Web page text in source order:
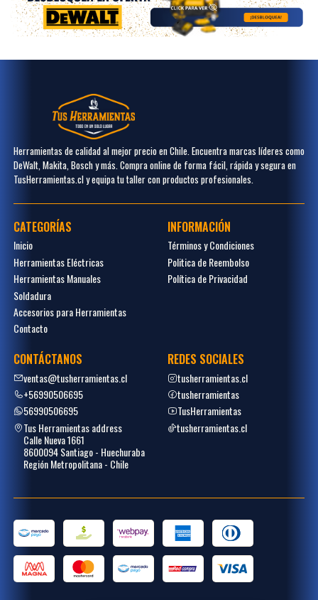
Herramientas de calidad al mejor precio en Chile. Encuentra marcas líderes como
DeWalt, Makita, Bosch y más. Compra online de forma fácil, rápida y segura en
TusHerramientas.cl y equipa tu taller con productos profesionales.
CATEGORÍAS
Inicio
Herramientas Eléctricas
Herramientas Manuales
Soldadura
Accesorios para Herramientas
Contacto
INFORMACIÓN
Términos y Condiciones
Politica de Reembolso
Política de Privacidad
CONTÁCTANOS
ventas@tusherramientas.cl
+56990506695
56990506695
Tus Herramientas address
Calle Nueva 1661
8600094 Santiago - Huechuraba
Región Metropolitana - Chile
REDES SOCIALES
tusherramientas.cl
tusherramientas
TusHerramientas
tusherramientas.cl